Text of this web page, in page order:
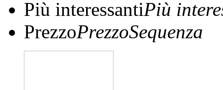
Più interessantiPiù
PrezzoPrezzoSequenza